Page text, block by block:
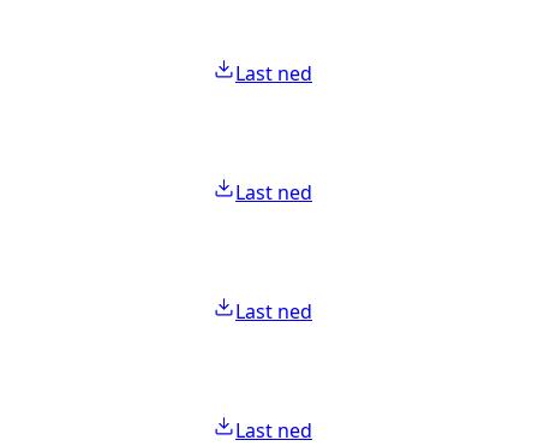
Last ned
Last ned
Last ned
Last ned